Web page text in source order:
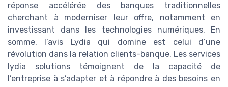
réponse accélérée des banques traditionnelles
cherchant à moderniser leur offre, notamment en
investissant dans les technologies numériques. En
somme, l’avis Lydia qui domine est celui d’une
révolution dans la relation clients-banque. Les services
lydia solutions témoignent de la capacité de
l’entreprise à s’adapter et à répondre à des besoins en